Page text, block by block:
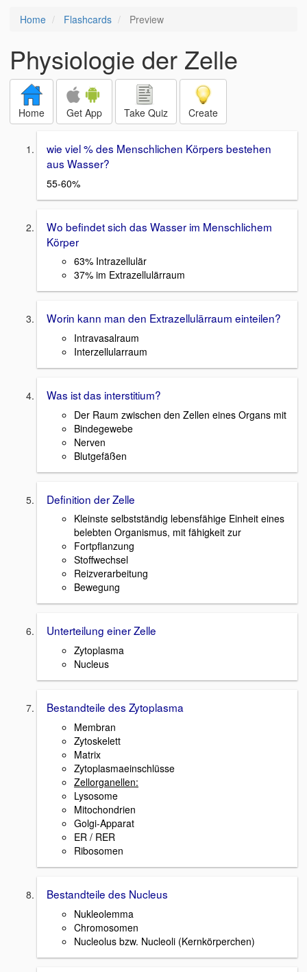
Home Flashcards Preview
Physiologie der Zelle
Home Get App Take Quiz Create
wie viel % des Menschlichen Körpers bestehen
aus Wasser?
55-60%
Wo befindet sich das Wasser im Menschlichem
Körper
63% Intrazellulär
37% im Extrazellulärraum
Worin kann man den Extrazellulärraum einteilen?
Intravasalraum
Interzellularraum
Was ist das interstitium?
Der Raum zwischen den Zellen eines Organs mit
Bindegewebe
Nerven
Blutgefäßen
Definition der Zelle
Kleinste selbstständig lebensfähige Einheit eines
belebten Organismus, mit fähigkeit zur
Fortpflanzung
Stoffwechsel
Reizverarbeitung
Bewegung
Unterteilung einer Zelle
Zytoplasma
Nucleus
Bestandteile des Zytoplasma
Membran
Zytoskelett
Matrix
Zytoplasmaeinschlüsse
Zellorganellen:
Lysosome
Mitochondrien
Golgi-Apparat
ER / RER
Ribosomen
Bestandteile des Nucleus
Nukleolemma
Chromosomen
Nucleolus bzw. Nucleoli (Kernkörperchen)